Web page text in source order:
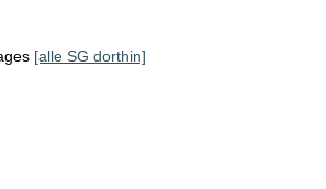
[alle SG dorthin]